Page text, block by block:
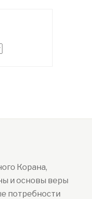
Корана,
и основы веры
потребности